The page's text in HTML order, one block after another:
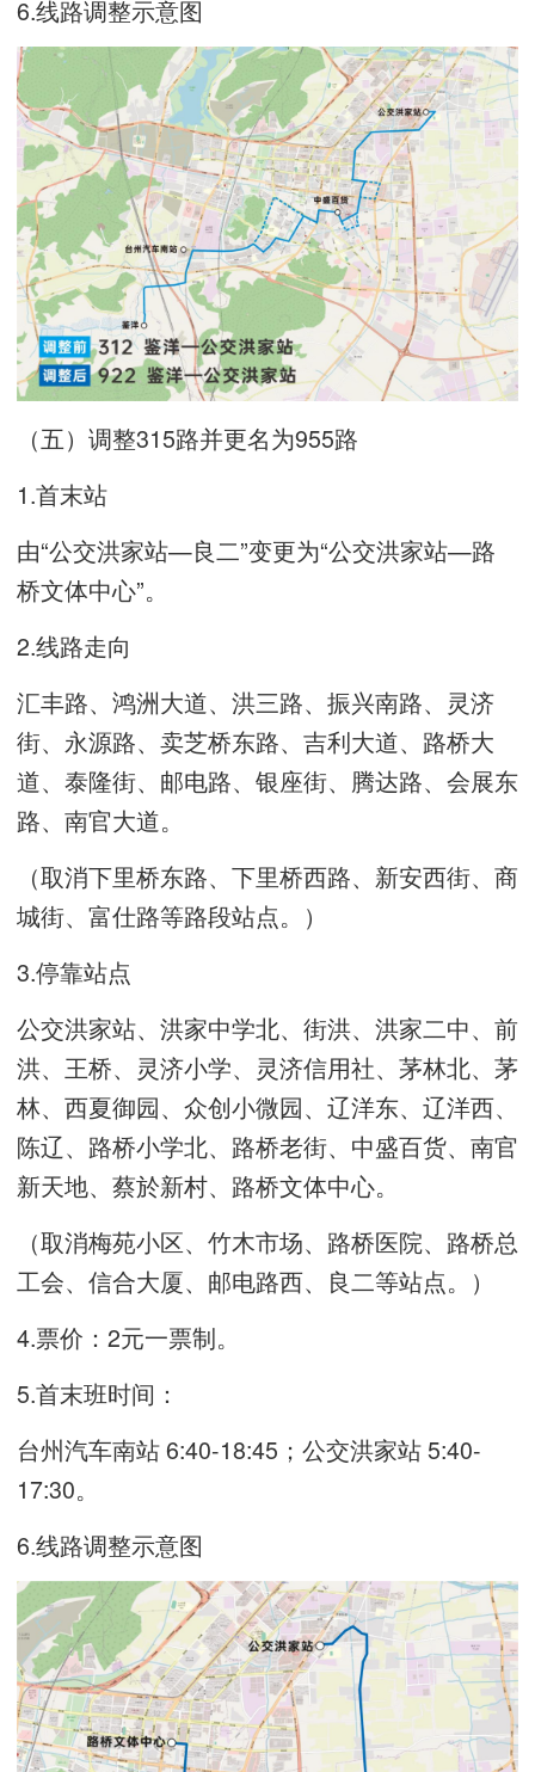
6.线路调整示意图
（五）调整315路并更名为955路
1.首末站
由“公交洪家站—良二”变更为“公交洪家站—路
桥文体中心”。
2.线路走向
汇丰路、鸿洲大道、洪三路、振兴南路、灵济
街、永源路、卖芝桥东路、吉利大道、路桥大
道、泰隆街、邮电路、银座街、腾达路、会展东
路、南官大道。
（取消下里桥东路、下里桥西路、新安西街、商
城街、富仕路等路段站点。）
3.停靠站点
公交洪家站、洪家中学北、街洪、洪家二中、前
洪、王桥、灵济小学、灵济信用社、茅林北、茅
林、西夏御园、众创小微园、辽洋东、辽洋西、
陈辽、路桥小学北、路桥老街、中盛百货、南官
新天地、蔡於新村、路桥文体中心。
（取消梅苑小区、竹木市场、路桥医院、路桥总
工会、信合大厦、邮电路西、良二等站点。）
4.票价：2元一票制。
5.首末班时间：
台州汽车南站 6:40-18:45；公交洪家站 5:40-
17:30。
6.线路调整示意图